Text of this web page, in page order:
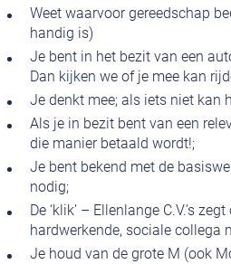
Weet waarvoor gereedschap
handig is)
Je bent in het bezit van een
Dan kijken we of je mee kan
Je denkt mee; als iets niet kan
Als je in bezit bent van een
die manier betaald wordt!;
Je bent bekend met de
nodig;
De ‘klik’ – Ellenlange C.V.’s
hardwerkende, sociale collega
Je houd van de grote M (ook